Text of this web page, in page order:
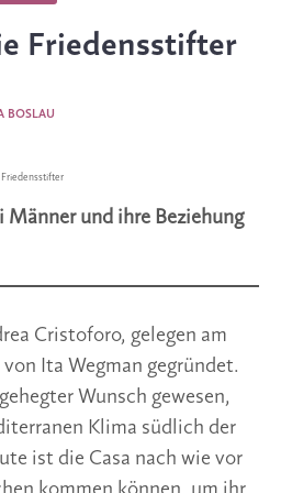
Friedensstifter
BOSLAU
Männer und ihre Beziehung
Cristoforo, gelegen am
Ita Wegman gegründet.
Wunsch gewesen,
Klima südlich der
ist die Casa nach wie vor